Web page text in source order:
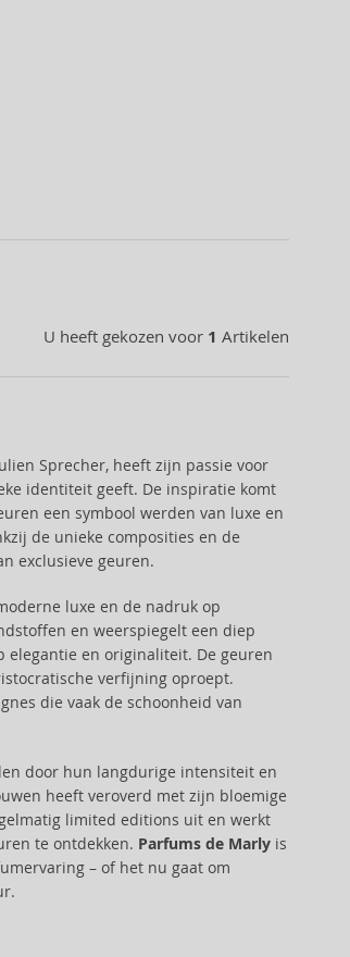
U heeft gekozen voor 1 Artikelen
Sprecher, heeft zijn passie voor
identiteit geeft. De inspiratie komt
een symbool werden van luxe en
de unieke composities en de
exclusieve geuren.
luxe en de nadruk op
en weerspiegelt een diep
elegantie en originaliteit. De geuren
verfijning oproept.
die vaak de schoonheid van
door hun langdurige intensiteit en
heeft veroverd met zijn bloemige
limited editions uit en werkt
te ontdekken. Parfums de Marlyis
– of het nu gaat om